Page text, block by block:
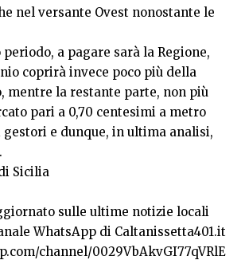
nel versante Ovest nonostante le
a pagare sarà la Regione,
coprirà invece poco più della
mentre la restante parte, non più
pari a 0,70 centesimi a metro
gestori e dunque, in ultima analisi,
Sicilia
sulle ultime notizie locali
WhatsApp di Caltanissetta401.it
channel/0029VbAkvGI77qVRlE